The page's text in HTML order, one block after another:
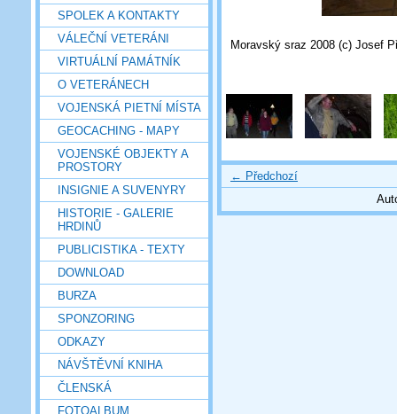
SPOLEK A KONTAKTY
VÁLEČNÍ VETERÁNI
VIRTUÁLNÍ PAMÁTNÍK
O VETERÁNECH
VOJENSKÁ PIETNÍ MÍSTA
GEOCACHING - MAPY
VOJENSKÉ OBJEKTY A
PROSTORY
INSIGNIE A SUVENYRY
HISTORIE - GALERIE
HRDINŮ
PUBLICISTIKA - TEXTY
DOWNLOAD
BURZA
SPONZORING
ODKAZY
NÁVŠTĚVNÍ KNIHA
ČLENSKÁ
FOTOALBUM
Moravský sraz 2008 (c) Josef
← Předchozí